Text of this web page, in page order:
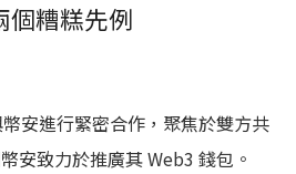
個糟糕先例
安進行緊密合作，聚焦於雙方共
安致力於推廣其 Web3 錢包。